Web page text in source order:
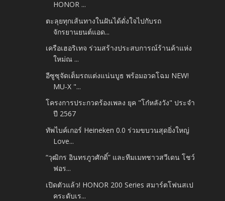
HONOR ...
ตะลุยทุกเส้นทางในฝันได้ดั่งใจไปกับรถ
จักรยานยนต์แอด...
เครือเฮอริเทจ ร่วมสร้างประสบการณ์ร้านค้าแห่ง
ใหม่ณ ...
อีซูซุจัดเต็มรถแต่งแน่นบูธ พร้อมอวดโฉม NEW!
MU-X "...
โครงการประกวดร้องเพลง ยุค "โก๋หลังวัง" ประจำ
ปี 2567
ทัพไบค์เกอร์ Heineken 0.0 ร่วมขบวนสุดยิ่งใหญ่
Love...
“วุฒิกร อินทรภูวศักดิ์” และทีมเมทชาวสวีเดน โชว์
ฟอร...
เปิดตัวแล้ว! HONOR 200 Series สมาร์ตโฟนสเป
คระดับเร...